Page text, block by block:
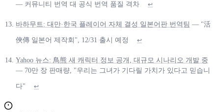
— 커뮤니티 번역 대 공식 번역 품질 격차 ↩
바하무트: 대만·한국 플레이어 자체 결성 일본어판 번역팀 — "活
俠傳 일본어 제작회", 12/31 출시 예정 ↩
Yahoo 뉴스: 鳥熊 새 캐릭터 정보 공개, 대규모 시나리오 개발 중
— 70만 장 판매량, "우리는 그녀가 기다릴 가치가 있다고 믿습니
다" ↩